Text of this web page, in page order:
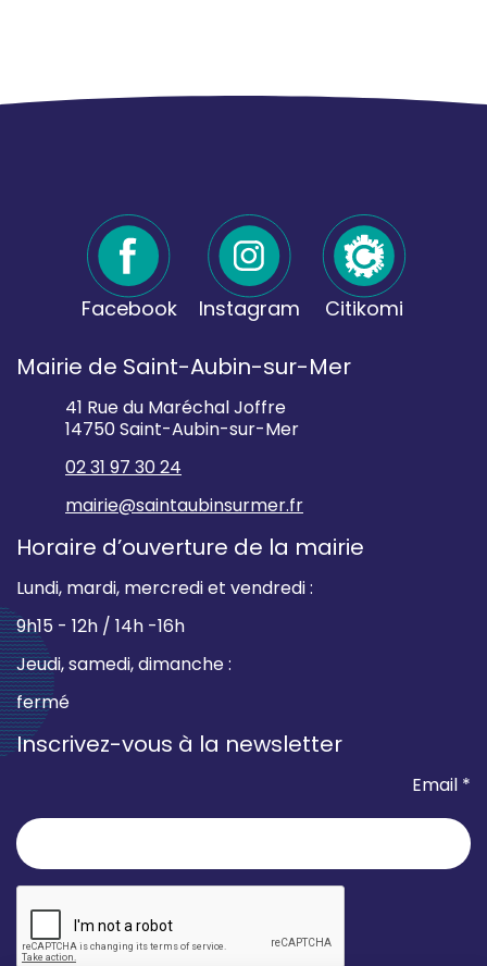
Facebook Instagram Citikomi
Mairie de Saint-Aubin-sur-Mer
41 Rue du Maréchal Joffre
14750 Saint-Aubin-sur-Mer
02 31 97 30 24
mairie@saintaubinsurmer.fr
Horaire d’ouverture de la mairie
Lundi, mardi, mercredi et vendredi :
9h15 - 12h / 14h -16h
Jeudi, samedi, dimanche :
fermé
Inscrivez-vous à la newsletter
Email *